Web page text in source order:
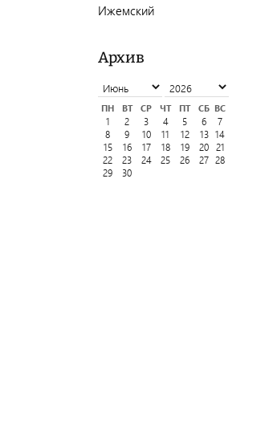
Ижемский
Архив
ПН ВТ СР ЧТ ПТ СБ ВС
1
2 3 4 5 6
7
8
9 10 11 12 13 14
15
16 17 18 19 20 21
22
23 24 25 26 27 28
29
30